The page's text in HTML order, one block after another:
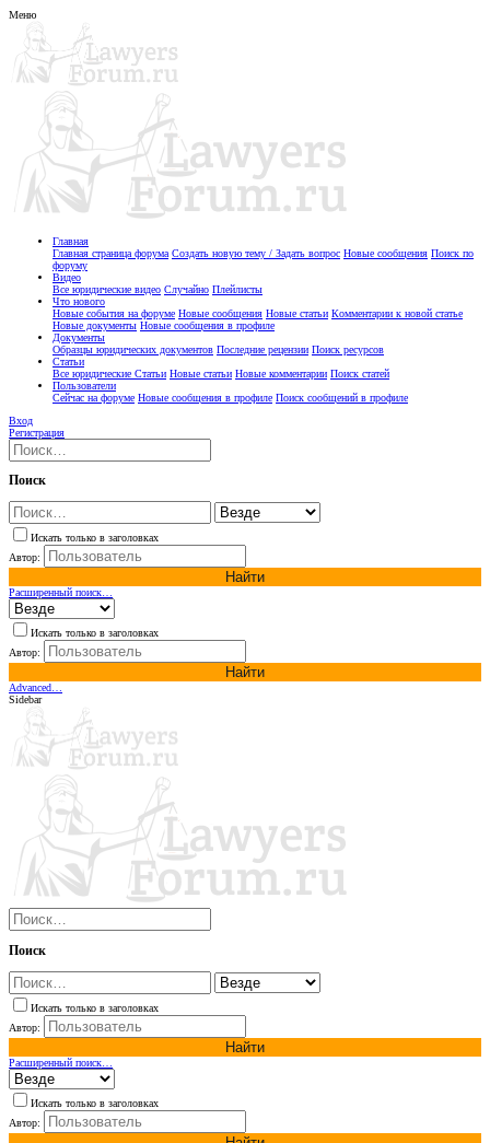
Меню
Главная
Главная страница форума Создать новую тему / Задать вопрос Новые сообщения Поиск по
форуму
Видео
Все юридические видео Случайно Плейлисты
Что нового
Новые события на форуме Новые сообщения Новые статьи Комментарии к новой статье
Новые документы Новые сообщения в профиле
Документы
Образцы юридических документов Последние рецензии Поиск ресурсов
Статьи
Все юридические Статьи Новые статьи Новые комментарии Поиск статей
Пользователи
Сейчас на форуме Новые сообщения в профиле Поиск сообщений в профиле
Вход
Регистрация
Поиск
Искать только в заголовках
Автор:
Найти
Расширенный поиск…
Искать только в заголовках
Автор:
Найти
Advanced…
Sidebar
Поиск
Искать только в заголовках
Автор:
Найти
Расширенный поиск…
Искать только в заголовках
Автор: